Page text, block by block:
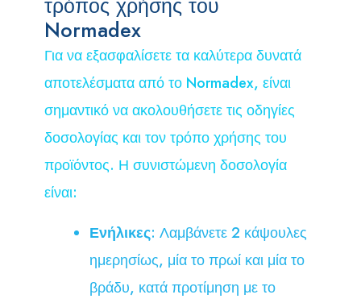
Normadex
Για να εξασφαλίσετε τα καλύτερα δυνατά
αποτελέσματα από το Normadex, είναι
σημαντικό να ακολουθήσετε τις οδηγίες
δοσολογίας και τον τρόπο χρήσης του
προϊόντος. Η συνιστώμενη δοσολογία
είναι:
Ενήλικες: Λαμβάνετε 2 κάψουλες
ημερησίως, μία το πρωί και μία το
βράδυ, κατά προτίμηση με το